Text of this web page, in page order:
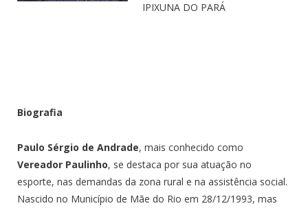
IPIXUNA DO PARÁ
Biografia
Paulo Sérgio de Andrade, mais conhecido como
Vereador Paulinho, se destaca por sua atuação no
esporte, nas demandas da zona rural e na assistência social.
Nascido no Município de Mãe do Rio em 28/12/1993, mas